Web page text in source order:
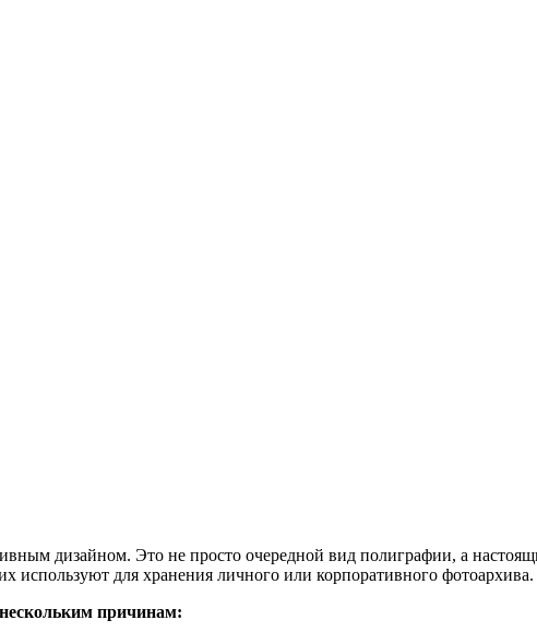
дизайном. Это не просто очередной вид полиграфии, а
используют для хранения личного или корпоративного фотоархива.
причинам: